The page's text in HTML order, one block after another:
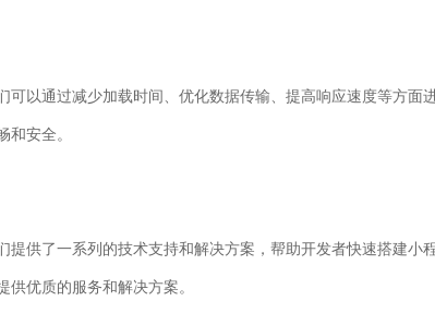
可以通过减少加载时间、优化数据传输、提高响应速度等方面
安全。
提供了一系列的技术支持和解决方案，帮助开发者快速搭建小
优质的服务和解决方案。